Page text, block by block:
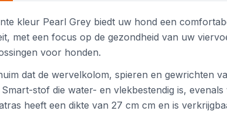
kleur Pearl Grey biedt uw hond een
met een focus op de gezondheid van uw
voor honden.
dat de wervelkolom, spieren en gewrichten
stof die water- en vlekbestendig is,
heeft een dikte van 27 cm cm en is